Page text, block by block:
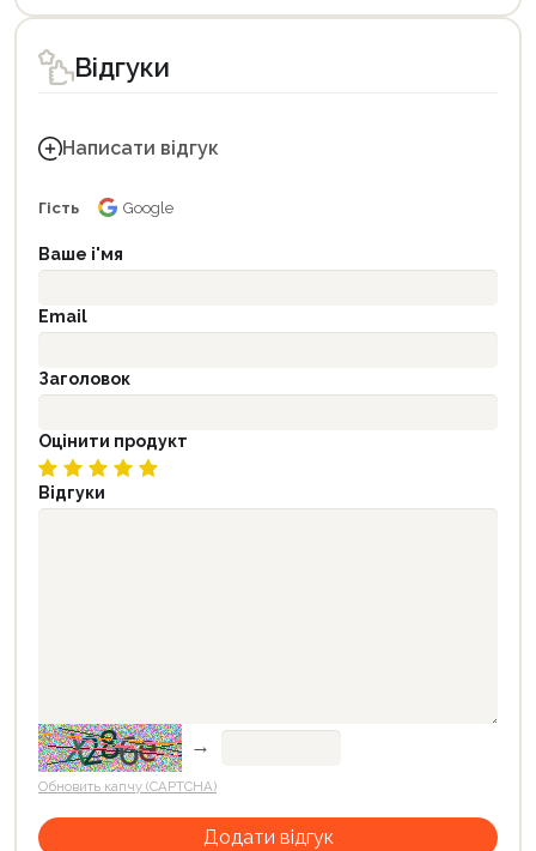
Відгуки
Написати відгук
Гість Google
Ваше і'мя
Email
Заголовок
Оцінити продукт
Відгуки
→
Обновить капчу (CAPTCHA)